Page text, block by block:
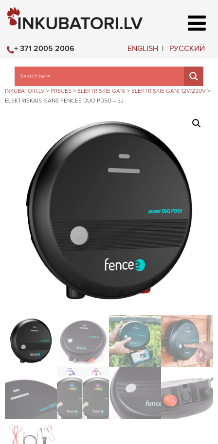
ENGLISH РУССКИЙ
+ 371 2005 2006
INKUBATORI.LV > PRECES > ELEKTRISKIE GANI > ELEKTRISKIE GANI 12V/230V >
ELEKTRISKAIS GANS FENCEE DUO PD50 – 5J